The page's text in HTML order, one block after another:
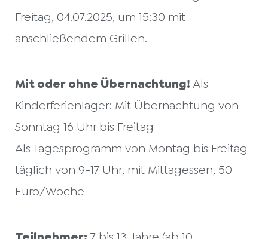
Freitag, 04.07.2025, um 15:30 mit
anschließendem Grillen.
Mit oder ohne Übernachtung!Als
Kinderferienlager: Mit Übernachtung von
Sonntag 16 Uhr bis Freitag
Als Tagesprogramm von Montag bis Freitag
täglich von 9-17 Uhr, mit Mittagessen, 50
Euro/Woche